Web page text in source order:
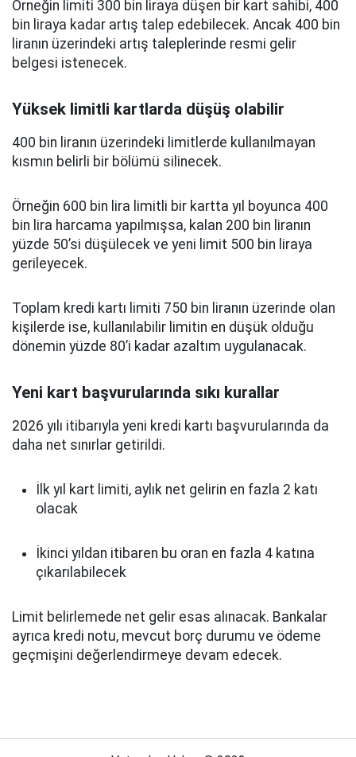
Örneğin limiti 300 bin liraya düşen bir kart sahibi, 400
bin liraya kadar artış talep edebilecek. Ancak 400 bin
liranın üzerindeki artış taleplerinde resmi gelir
belgesi istenecek.
Yüksek limitli kartlarda düşüş olabilir
400 bin liranın üzerindeki limitlerde kullanılmayan
kısmın belirli bir bölümü silinecek.
Örneğin 600 bin lira limitli bir kartta yıl boyunca 400
bin lira harcama yapılmışsa, kalan 200 bin liranın
yüzde 50’si düşülecek ve yeni limit 500 bin liraya
gerileyecek.
Toplam kredi kartı limiti 750 bin liranın üzerinde olan
kişilerde ise, kullanılabilir limitin en düşük olduğu
dönemin yüzde 80’i kadar azaltım uygulanacak.
Yeni kart başvurularında sıkı kurallar
2026 yılı itibarıyla yeni kredi kartı başvurularında da
daha net sınırlar getirildi.
İlk yıl kart limiti, aylık net gelirin en fazla 2 katı
olacak
İkinci yıldan itibaren bu oran en fazla 4 katına
çıkarılabilecek
Limit belirlemede net gelir esas alınacak. Bankalar
ayrıca kredi notu, mevcut borç durumu ve ödeme
geçmişini değerlendirmeye devam edecek.